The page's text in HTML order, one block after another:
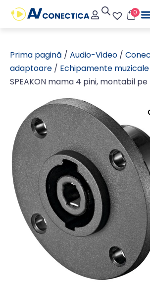
0
Prima pagină / Audio-Video /
adaptoare / Echipamente muzicale
SPEAKON mama 4 pini, montabil